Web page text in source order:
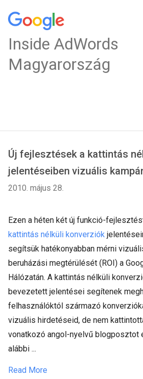
Inside AdWords
Magyarország
Új fejlesztések a kattintás
jelentéseiben vizuális
2010. május 28.
Ezen a héten két új funkció-
kattintás nélküli konverziók
segítsük hatékonyabban mérni
beruházási megtérülését (ROI) a
Hálózatán. A kattintás nélküli
bevezetett jelentései segítenek
felhasználóktól származó
vizuális hirdetéseid, de nem
vonatkozó angol-nyelvű blogposztot
alábbi ...
Read More